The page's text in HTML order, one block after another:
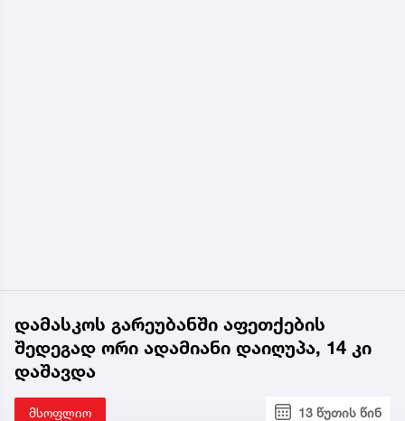
დამასკოს გარეუბანში აფეთქების
შედეგად ორი ადამიანი დაიღუპა, 14 კი
დაშავდა
მსოფლიო 13 წუთის წინ